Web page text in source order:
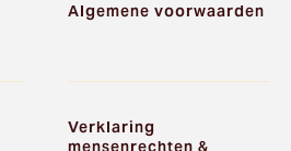
Algemene voorwaarden
Verklaring
mensenrechten &